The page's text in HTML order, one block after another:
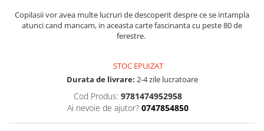
Copilasii vor avea multe lucruri de descoperit despre ce se intampla
atunci cand mancam, in aceasta carte fascinanta cu peste 80 de
ferestre.
STOC EPUIZAT
Durata de livrare: 2-4 zile lucratoare
Cod Produs: 9781474952958
Ai nevoie de ajutor? 0747854850